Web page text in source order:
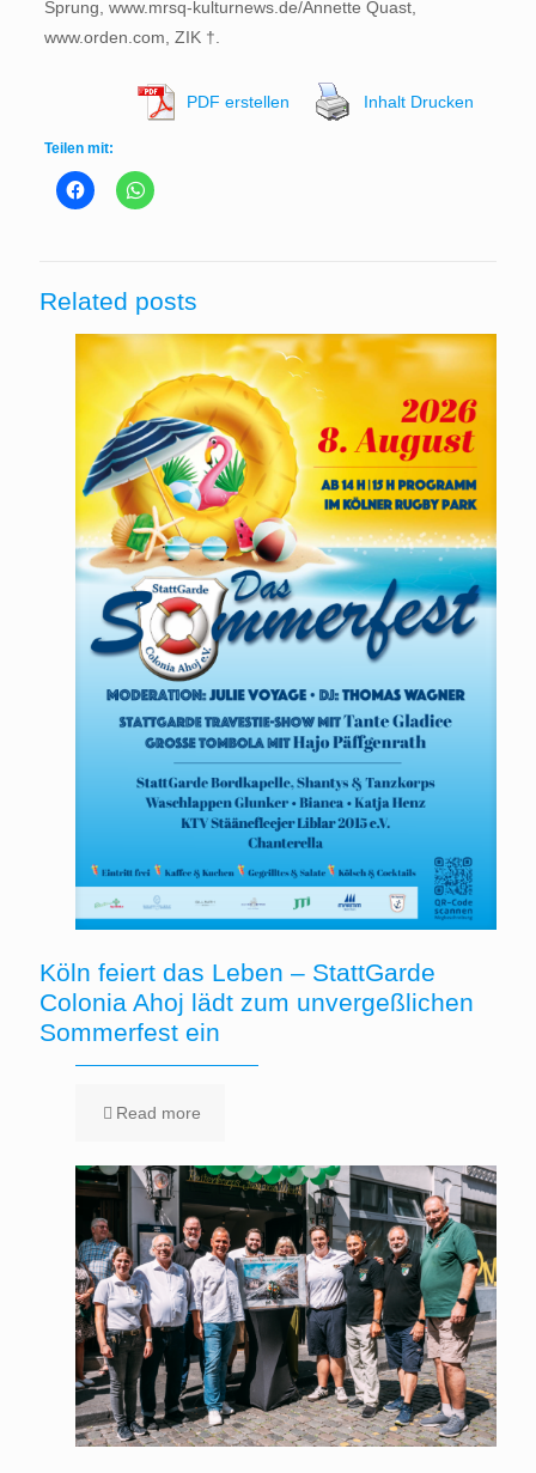
Sprung, www.mrsq-kulturnews.de/Annette Quast,
www.orden.com, ZIK †.
PDF erstellen Inhalt Drucken
Teilen mit:
Related posts
Köln feiert das Leben – StattGarde
Colonia Ahoj lädt zum unvergeßlichen
Sommerfest ein
Read more